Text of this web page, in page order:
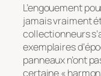
L’engouement
jamais vraiment
collectionneurs
exemplaires
panneaux n’ont
certaine «